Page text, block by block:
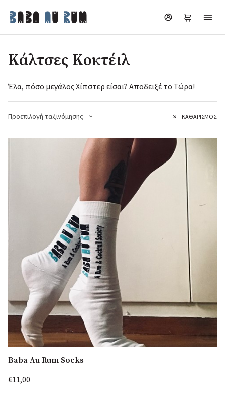
Κάλτσες Κοκτέιλ
Έλα, πόσο μεγάλος Χίπστερ είσαι? Αποδειξέ το Τώρα!
Προεπιλογή ταξινόμησης ΚΑΘΑΡΙΣΜΌΣ
Baba Au Rum Socks
€11,00